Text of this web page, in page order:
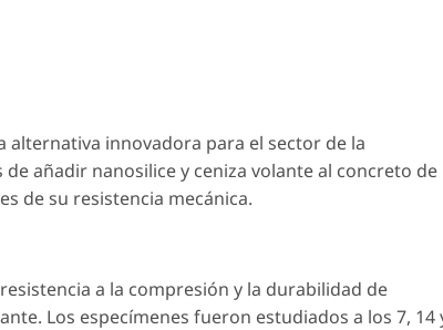
innovadora para el sector de la
añadir nanosilice y ceniza volante al concreto de
de su resistencia mecánica.
a la compresión y la durabilidad de
Los especímenes fueron estudiados a los 7, 14